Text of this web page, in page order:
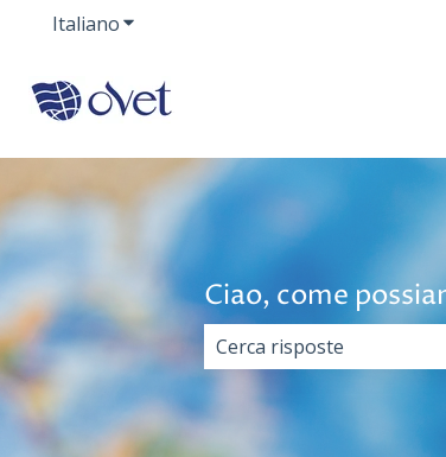
ItalianoMostra sottomenu per le traduzioni
Ciao, come
Non sono presenti